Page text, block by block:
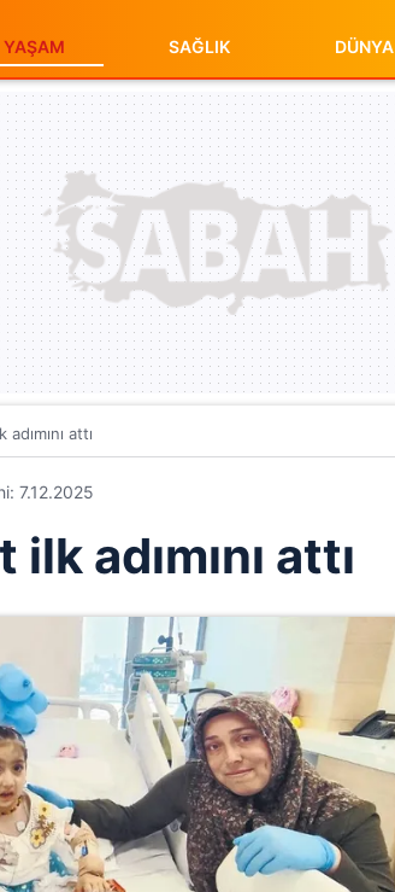
YAŞAM SAĞLIK DÜNYA
adımını attı
7.12.2025
ilk adımını attı